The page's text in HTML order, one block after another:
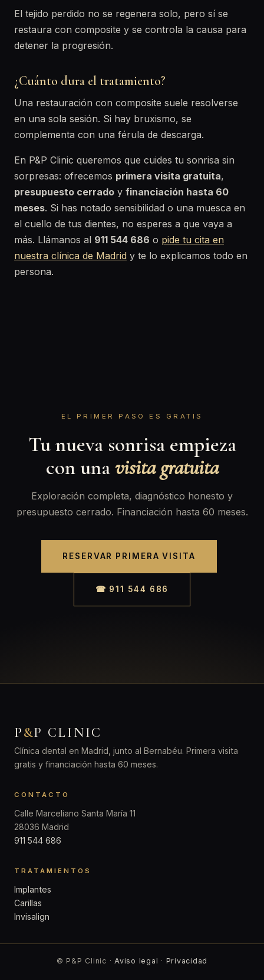
El tejido perdido no se regenera solo, pero sí se
restaura con composite y se controla la causa para
detener la progresión.
¿Cuánto dura el tratamiento?
Una restauración con composite suele resolverse
en una sola sesión. Si hay bruxismo, se
complementa con una férula de descarga.
En P&P Clinic queremos que cuides tu sonrisa sin
sorpresas: ofrecemos primera visita gratuita,
presupuesto cerrado y financiación hasta 60
meses. Si has notado sensibilidad o una muesca en
el cuello de tus dientes, no esperes a que vaya a
más. Llámanos al 911 544 686 o pide tu cita en
nuestra clínica de Madrid y te lo explicamos todo en
persona.
EL PRIMER PASO ES GRATIS
Tu nueva sonrisa empieza
con unavisita gratuita
Exploración completa, diagnóstico honesto y
presupuesto cerrado. Financiación hasta 60 meses.
RESERVAR PRIMERA VISITA
☎ 911 544 686
P&P CLINIC
Clínica dental en Madrid, junto al Bernabéu. Primera visita
gratis y financiación hasta 60 meses.
CONTACTO
Calle Marceliano Santa María 11
28036 Madrid
911 544 686
TRATAMIENTOS
Implantes
Carillas
Invisalign
© P&P Clinic ·Aviso legal · Privacidad